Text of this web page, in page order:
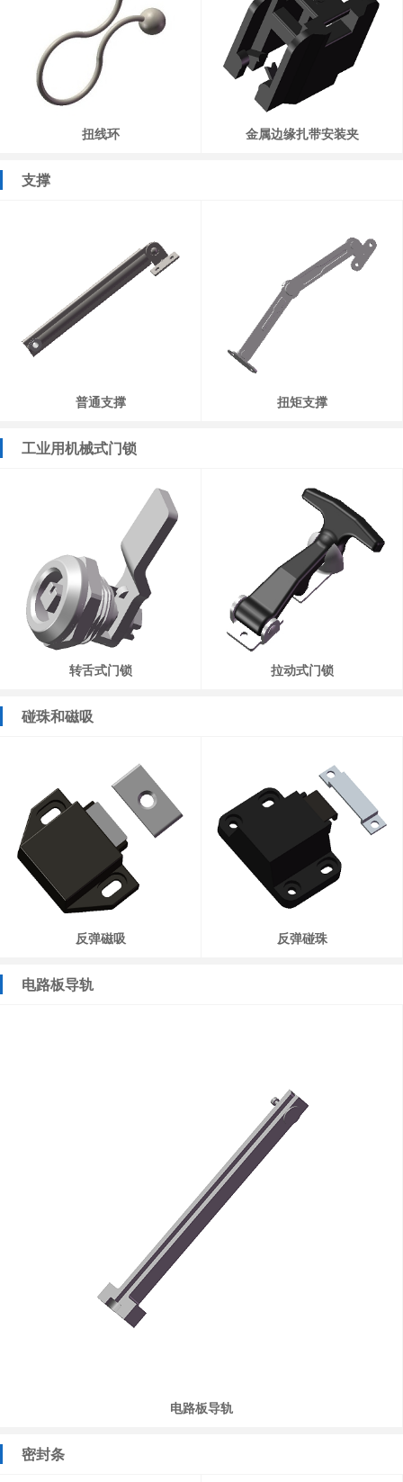
扭线环 金属边缘扎带安装夹
支撑
普通支撑 扭矩支撑
工业用机械式门锁
转舌式门锁 拉动式门锁
碰珠和磁吸
反弹磁吸 反弹碰珠
电路板导轨
电路板导轨
密封条